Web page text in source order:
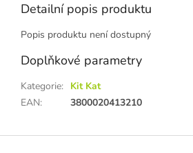
Detailní popis produktu
Popis produktu není dostupný
Doplňkové parametry
Kategorie: Kit Kat
EAN: 3800020413210
Z